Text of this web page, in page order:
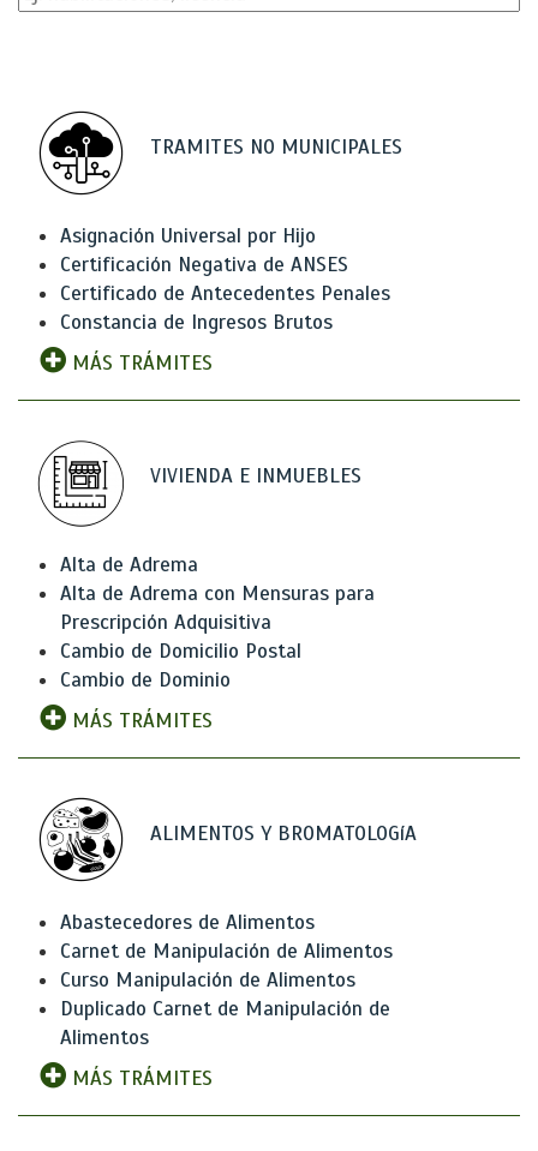
TRAMITES NO MUNICIPALES
Asignación Universal por Hijo
Certificación Negativa de ANSES
Certificado de Antecedentes Penales
Constancia de Ingresos Brutos
MÁS TRÁMITES
VIVIENDA E INMUEBLES
Alta de Adrema
Alta de Adrema con Mensuras para
Prescripción Adquisitiva
Cambio de Domicilio Postal
Cambio de Dominio
MÁS TRÁMITES
ALIMENTOS Y BROMATOLOGíA
Abastecedores de Alimentos
Carnet de Manipulación de Alimentos
Curso Manipulación de Alimentos
Duplicado Carnet de Manipulación de
Alimentos
MÁS TRÁMITES